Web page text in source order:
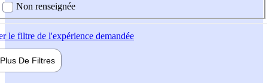
Non renseignée
le filtre de l'expérience demandée
Plus De Filtres